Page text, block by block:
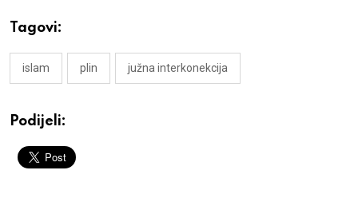
Tagovi:
islam plin južna interkonekcija
Podijeli: